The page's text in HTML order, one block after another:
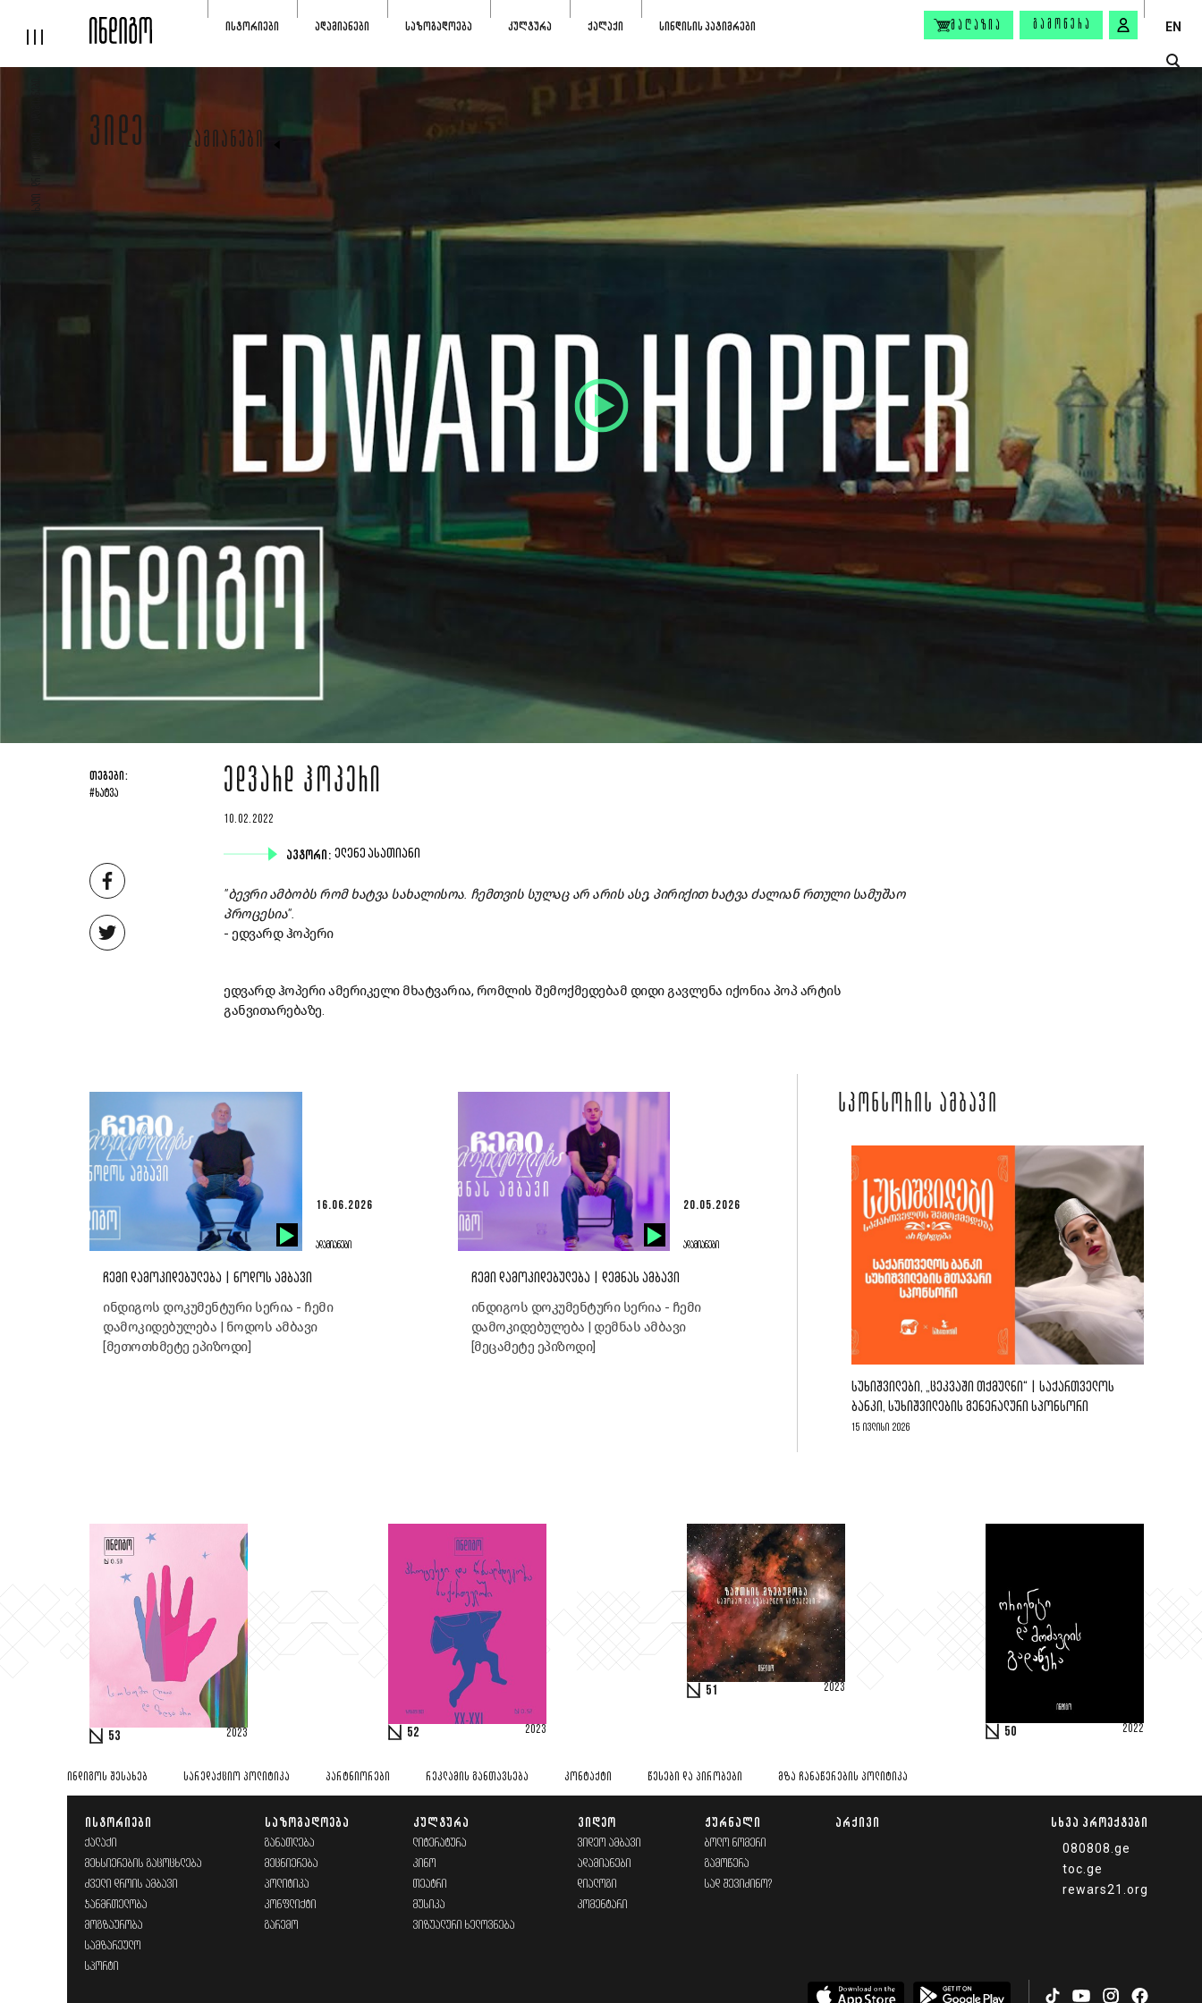
ᲐᲮᲐᲚᲘ ᲓᲠᲝ, ᲘᲓᲔᲔᲑᲘ, ᲐᲓᲐᲛᲘᲐᲜᲔᲑᲘ.
ᲘᲡᲢᲝᲠᲘᲔᲑᲘ ᲐᲓᲐᲛᲘᲐᲜᲔᲑᲘ ᲡᲐᲖᲝᲒᲐᲓᲝᲔᲑᲐ ᲙᲣᲚᲢᲣᲠᲐ ᲥᲐᲚᲐᲥᲘ ᲡᲘᲜᲓᲘᲡᲘᲡ ᲞᲐᲢᲘᲛᲠᲔᲑᲘ ᲛᲐᲦᲐᲖᲘᲐ ᲒᲐᲛᲝᲬᲔᲠᲐ EN
ᲕᲘᲓᲔᲝ ᲐᲓᲐᲛᲘᲐᲜᲔᲑᲘ
ᲗᲔᲒᲔᲑᲘ:
#ᲮᲐᲢᲕᲐ ᲔᲓᲕᲐᲠᲓ ᲰᲝᲞᲔᲠᲘ
10.02.2022
ᲐᲕᲢᲝᲠᲘ: ᲔᲚᲔᲜᲔ ᲐᲡᲐᲗᲘᲐᲜᲘ
"ბევრი ამბობს რომ ხატვა სახალისოა. ჩემთვის სულაც არ არის ასე, პირიქით ხატვა ძალიან რთული სამუშაო
პროცესია".
- ედვარდ ჰოპერი
ედვარდ ჰოპერი ამერიკელი მხატვარია, რომლის შემოქმედებამ დიდი გავლენა იქონია პოპ არტის
განვითარებაზე.
16.06.2026
ᲐᲓᲐᲛᲘᲐᲜᲔᲑᲘ
ᲩᲔᲛᲘ ᲓᲐᲛᲝᲙᲘᲓᲔᲑᲣᲚᲔᲑᲐ | ᲜᲝᲓᲝᲡ ᲐᲛᲑᲐᲕᲘ
ინდიგოს დოკუმენტური სერია - ჩემი
დამოკიდებულება | ნოდოს ამბავი
[მეთოთხმეტე ეპიზოდი]
20.05.2026
ᲐᲓᲐᲛᲘᲐᲜᲔᲑᲘ
ᲩᲔᲛᲘ ᲓᲐᲛᲝᲙᲘᲓᲔᲑᲣᲚᲔᲑᲐ | ᲓᲔᲛᲜᲐᲡ ᲐᲛᲑᲐᲕᲘ
ინდიგოს დოკუმენტური სერია - ჩემი
დამოკიდებულება | დემნას ამბავი
[მეცამეტე ეპიზოდი]
ᲡᲞᲝᲜᲡᲝᲠᲘᲡ ᲐᲛᲑᲐᲕᲘ
ᲡᲣᲮᲘᲨᲕᲘᲚᲔᲑᲘ, „ᲪᲔᲙᲕᲐᲨᲘ ᲗᲥᲛᲣᲚᲜᲘ“ | ᲡᲐᲥᲐᲠᲗᲕᲔᲚᲝᲡ
ᲑᲐᲜᲙᲘ, ᲡᲣᲮᲘᲨᲕᲘᲚᲔᲑᲘᲡ ᲒᲔᲜᲔᲠᲐᲚᲣᲠᲘ ᲡᲞᲝᲜᲡᲝᲠᲘ
15 ივლისი 2026
53 2023 52 2023
51 2023
50 2022
ᲘᲜᲓᲘᲒᲝᲡ ᲨᲔᲡᲐᲮᲔᲑ ᲡᲐᲠᲔᲓᲐᲥᲪᲘᲝ ᲞᲝᲚᲘᲢᲘᲙᲐ ᲞᲐᲠᲢᲜᲘᲝᲠᲔᲑᲘ ᲠᲔᲙᲚᲐᲛᲘᲡ ᲒᲐᲜᲗᲐᲕᲡᲔᲑᲐ ᲙᲝᲜᲢᲐᲥᲢᲘ ᲬᲔᲡᲔᲑᲘ ᲓᲐ ᲞᲘᲠᲝᲑᲔᲑᲘ ᲛᲖᲐ ᲩᲐᲜᲐᲬᲔᲠᲔᲑᲘᲡ ᲞᲝᲚᲘᲢᲘᲙᲐ
ᲘᲡᲢᲝᲠᲘᲔᲑᲘ
ᲥᲐᲚᲐᲥᲘ
ᲛᲔᲮᲡᲘᲔᲠᲔᲑᲘᲡ ᲒᲐᲪᲝᲪᲮᲚᲔᲑᲐ
ᲫᲕᲔᲚᲘ ᲓᲠᲝᲘᲡ ᲐᲛᲑᲐᲕᲘ
ᲯᲐᲜᲛᲠᲗᲔᲚᲝᲑᲐ
ᲛᲝᲒᲖᲐᲣᲠᲝᲑᲐ
ᲡᲐᲛᲖᲐᲠᲔᲣᲚᲝ
ᲡᲞᲝᲠᲢᲘ
ᲡᲐᲖᲝᲒᲐᲓᲝᲔᲑᲐ
ᲒᲐᲜᲐᲗᲚᲔᲑᲐ
ᲛᲔᲪᲜᲘᲔᲠᲔᲑᲐ
ᲞᲝᲚᲘᲢᲘᲙᲐ
ᲙᲝᲜᲤᲚᲘᲥᲢᲘ
ᲒᲐᲠᲔᲛᲝ
ᲙᲣᲚᲢᲣᲠᲐ
ᲚᲘᲢᲔᲠᲐᲢᲣᲠᲐ
ᲙᲘᲜᲝ
ᲗᲔᲐᲢᲠᲘ
ᲛᲣᲡᲘᲙᲐ
ᲕᲘᲖᲣᲐᲚᲣᲠᲘ ᲮᲔᲚᲝᲕᲜᲔᲑᲐ
ᲕᲘᲓᲔᲝ
ᲕᲘᲓᲔᲝ ᲐᲛᲑᲐᲕᲘ
ᲐᲓᲐᲛᲘᲐᲜᲔᲑᲘ
ᲓᲘᲐᲚᲝᲒᲘ
ᲙᲝᲛᲔᲜᲢᲐᲠᲘ
ᲟᲣᲠᲜᲐᲚᲘ
ᲑᲝᲚᲝ ᲜᲝᲛᲔᲠᲘ
ᲒᲐᲛᲝᲬᲔᲠᲐ
ᲡᲐᲓ ᲨᲔᲕᲘᲫᲘᲜᲝ?
ᲐᲠᲥᲘᲕᲘ ᲡᲮᲕᲐ ᲞᲠᲝᲔᲥᲢᲔᲑᲘ
080808.ge
toc.ge
rewars21.org